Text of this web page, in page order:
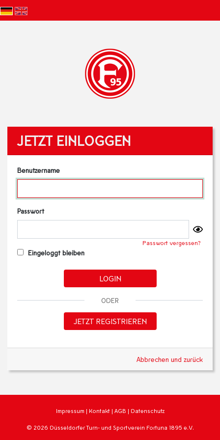
JETZT EINLOGGEN
Benutzername
Passwort
Passwort vergessen?
Eingeloggt bleiben
LOGIN
ODER
JETZT REGISTRIEREN
Abbrechen und zurück
Impressum | Kontakt | AGB | Datenschutz
© 2026 Düsseldorfer Turn- und Sportverein Fortuna 1895 e.V.